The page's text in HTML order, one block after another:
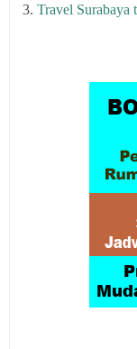
Travel Surabaya